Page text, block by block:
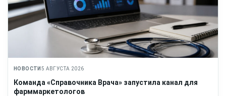
НОВОСТИ 5 АВГУСТА 2026
Команда «Справочника Врача» запустила канал для
фарммаркетологов